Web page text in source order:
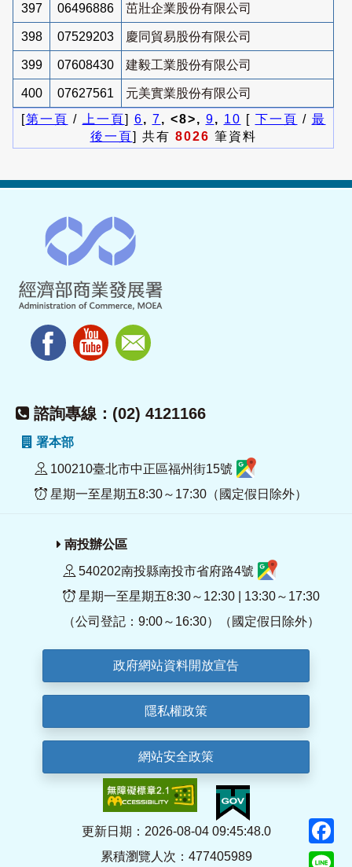
397 06496886 茁壯企業股份有限公司
398 07529203 慶同貿易股份有限公司
399 07608430 建毅工業股份有限公司
400 07627561
元美實業股份有限公司
[第一頁 / 上一頁] 6, 7, <8>, 9, 10 [ 下一頁 / 最
後一頁] 共有 8026 筆資料
諮詢專線：(02) 4121166
署本部
100210臺北市中正區福州街15號
星期一至星期五8:30～17:30（國定假日除外）
南投辦公區
540202南投縣南投市省府路4號
星期一至星期五8:30～12:30 | 13:30～17:30
（公司登記：9:00～16:30）（國定假日除外）
政府網站資料開放宣告
隱私權政策
網站安全政策
更新日期：2026-08-04 09:45:48.0
累積瀏覽人次：477405989